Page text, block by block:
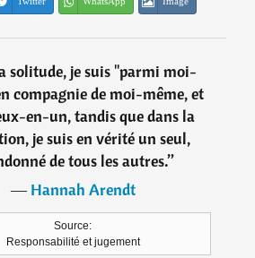
solitude, je suis "parmi moi-
compagnie de moi-même, et
en-un, tandis que dans la
je suis en vérité un seul,
de tous les autres.”
―Hannah Arendt
Source:
Responsabilité et jugement